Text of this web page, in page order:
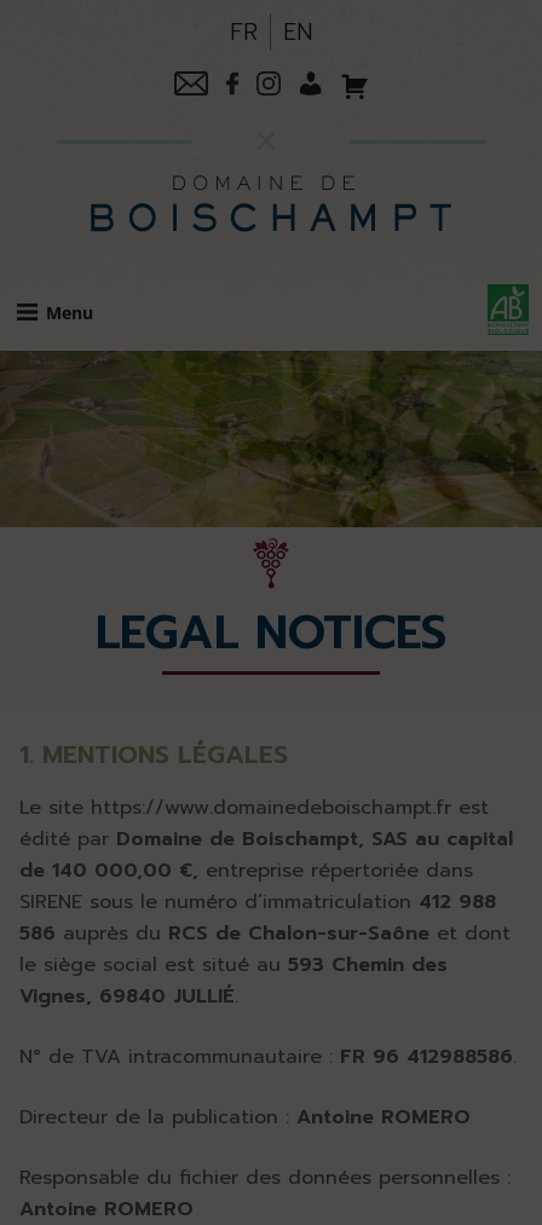
FR EN
Menu
LEGAL NOTICES
1. MENTIONS LÉGALES
Le site https://www.domainedeboischampt.fr est
édité par Domaine de Boischampt, SAS au capital
de 140 000,00 €, entreprise répertoriée dans
SIRENE sous le numéro d’immatriculation 412 988
586 auprès du RCS de Chalon-sur-Saône et dont
le siège social est situé au 593 Chemin des
Vignes, 69840 JULLIÉ.
N° de TVA intracommunautaire : FR 96 412988586.
Directeur de la publication : Antoine ROMERO
Responsable du fichier des données personnelles :
Antoine ROMERO